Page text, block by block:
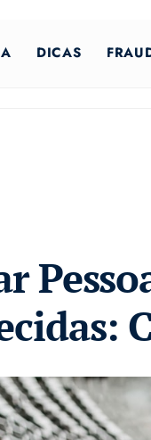
DICAS